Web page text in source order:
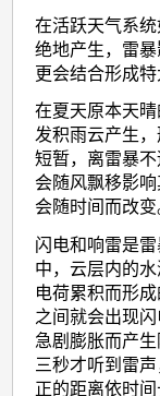
在活跃天气系
绝地产生，雷
更会结合形成特
在夏天原本天
发积雨云产生
短暂，离雷暴
会随风飘移影
会随时间而改变
闪电和响雷是
中，云层内的
电荷累积而形
之间就会出现
急剧膨胀而产
三秒才听到雷
正的距离依时间